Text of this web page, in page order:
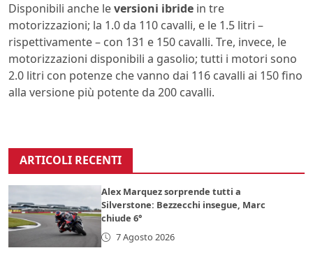
Disponibili anche leversioni ibride in tre
motorizzazioni; la 1.0 da 110 cavalli, e le 1.5 litri –
rispettivamente – con 131 e 150 cavalli. Tre, invece, le
motorizzazioni disponibili a gasolio; tutti i motori sono
2.0 litri con potenze che vanno dai 116 cavalli ai 150 fino
alla versione più potente da 200 cavalli.
ARTICOLI RECENTI
Alex Marquez sorprende tutti a
Silverstone: Bezzecchi insegue, Marc
chiude 6°
7 Agosto 2026